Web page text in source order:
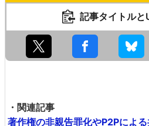
記事タイトルと
・関連記事
著作権の非親告罪化やP2Pによ